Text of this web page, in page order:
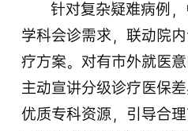
针对复杂疑难病例
学科会诊需求，联动院
疗方案。对有市外就医
主动宣讲分级诊疗医保
优质专科资源，引导合